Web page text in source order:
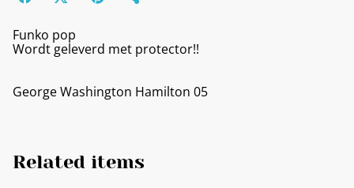
Funko pop
Wordt geleverd met protector!!
George Washington Hamilton 05
Related items